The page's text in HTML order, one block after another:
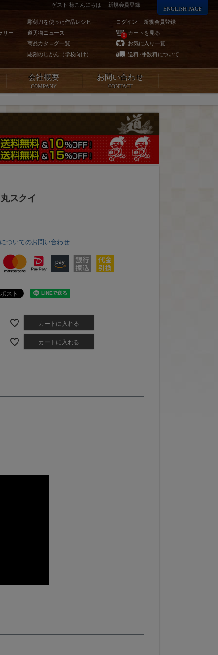
リー
彫刻刀を使った作品レシピ
道刃物ニュース
商品カタログ一覧
彫刻のじかん（学校向け）
ログイン 新規会員登録
0
カートを見る
お気に入り一覧
送料･手数料について
ゲスト 様こんにちは 新規会員登録
ENGLISH PAGE
会社概要
COMPANY
お問い合わせ
CONTACT
スクイ
ついてのお問い合わせ
カートに入れる
カートに入れる